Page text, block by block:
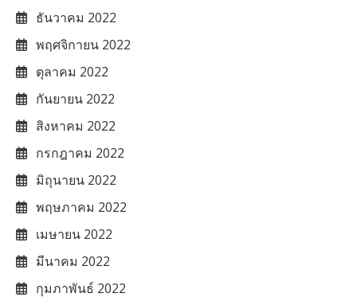
ธันวาคม 2022
พฤศจิกายน 2022
ตุลาคม 2022
กันยายน 2022
สิงหาคม 2022
กรกฎาคม 2022
มิถุนายน 2022
พฤษภาคม 2022
เมษายน 2022
มีนาคม 2022
กุมภาพันธ์ 2022